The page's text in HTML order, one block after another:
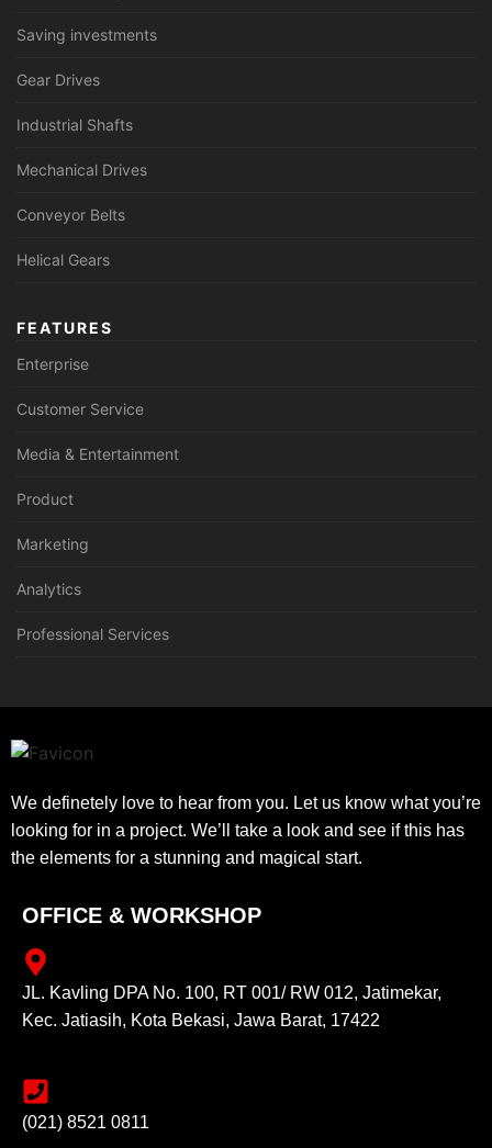
Saving investments
Gear Drives
Industrial Shafts
Mechanical Drives
Conveyor Belts
Helical Gears
FEATURES
Enterprise
Customer Service
Media & Entertainment
Product
Marketing
Analytics
Professional Services
We definetely love to hear from you. Let us know what you’re
looking for in a project. We’ll take a look and see if this has
the elements for a stunning and magical start.
OFFICE & WORKSHOP
JL. Kavling DPA No. 100, RT 001/ RW 012, Jatimekar,
Kec. Jatiasih, Kota Bekasi, Jawa Barat, 17422
(021) 8521 0811